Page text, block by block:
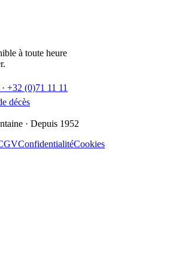
à toute heure
+32 (0)71 11 11
décès
· Depuis 1952
ConfidentialitéCookies